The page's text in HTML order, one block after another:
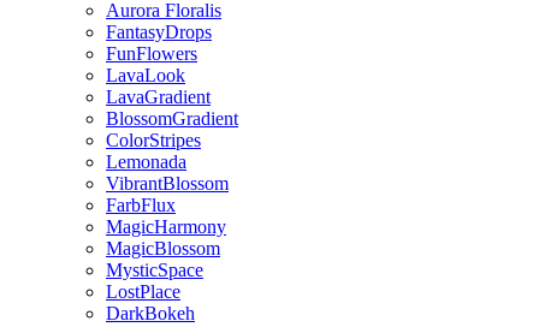
Aurora Floralis
FantasyDrops
FunFlowers
LavaLook
LavaGradient
BlossomGradient
ColorStripes
Lemonada
VibrantBlossom
FarbFlux
MagicHarmony
MagicBlossom
MysticSpace
LostPlace
DarkBokeh